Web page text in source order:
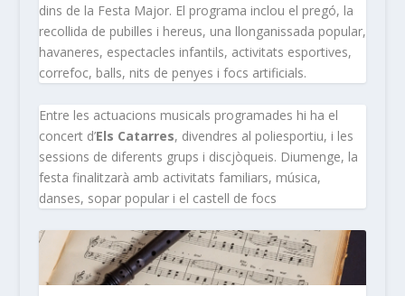
dins de la Festa Major. El programa inclou el pregó, la
recollida de pubilles i hereus, una llonganissada popular,
havaneres, espectacles infantils, activitats esportives,
correfoc, balls, nits de penyes i focs artificials.
Entre les actuacions musicals programades hi ha el
concert d’Els Catarres, divendres al poliesportiu, i les
sessions de diferents grups i discjòqueis. Diumenge, la
festa finalitzarà amb activitats familiars, música,
danses, sopar popular i el castell de focs